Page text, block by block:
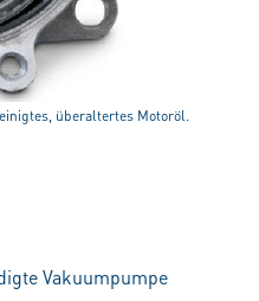
überaltertes Motoröl.
Vakuumpumpe